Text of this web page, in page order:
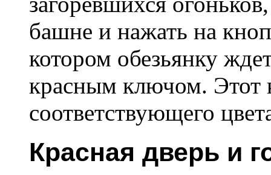
башне и нажать на
котором обезьянку
красным ключом. Этот
соответствующего
Красная дверь и